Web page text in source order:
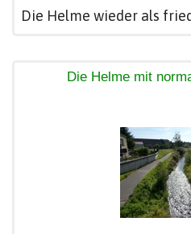
Die Helme wieder als
Die Helme mit